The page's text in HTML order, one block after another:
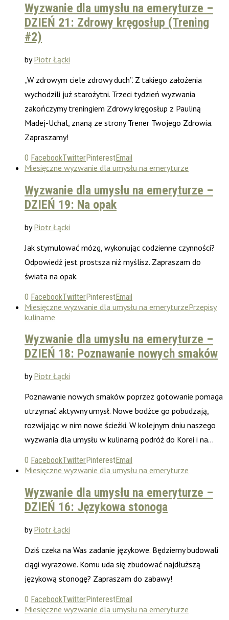
Wyzwanie dla umysłu na emeryturze –
DZIEŃ 21: Zdrowy kręgosłup (Trening
#2)
byPiotr Łącki
„W zdrowym ciele zdrowy duch”. Z takiego założenia
wychodzili już starożytni. Trzeci tydzień wyzwania
zakończymy treningiem Zdrowy kręgosłup z Pauliną
Madej-Uchal, znaną ze strony Trener Twojego Zdrowia.
Zapraszamy!
0 FacebookTwitterPinterestEmail
Miesięczne wyzwanie dla umysłu na emeryturze
Wyzwanie dla umysłu na emeryturze –
DZIEŃ 19: Na opak
byPiotr Łącki
Jak stymulować mózg, wykonując codzienne czynności?
Odpowiedź jest prostsza niż myślisz. Zapraszam do
świata na opak.
0 FacebookTwitterPinterestEmail
Miesięczne wyzwanie dla umysłu na emeryturzePrzepisy
kulinarne
Wyzwanie dla umysłu na emeryturze –
DZIEŃ 18: Poznawanie nowych smaków
byPiotr Łącki
Poznawanie nowych smaków poprzez gotowanie pomaga
utrzymać aktywny umysł. Nowe bodźce go pobudzają,
rozwijając w nim nowe ścieżki. W kolejnym dniu naszego
wyzwania dla umysłu w kulinarną podróż do Korei i na…
0 FacebookTwitterPinterestEmail
Miesięczne wyzwanie dla umysłu na emeryturze
Wyzwanie dla umysłu na emeryturze –
DZIEŃ 16: Językowa stonoga
byPiotr Łącki
Dziś czeka na Was zadanie językowe. Będziemy budowali
ciągi wyrazowe. Komu uda się zbudować najdłuższą
językową stonogę? Zapraszam do zabawy!
0 FacebookTwitterPinterestEmail
Miesięczne wyzwanie dla umysłu na emeryturze